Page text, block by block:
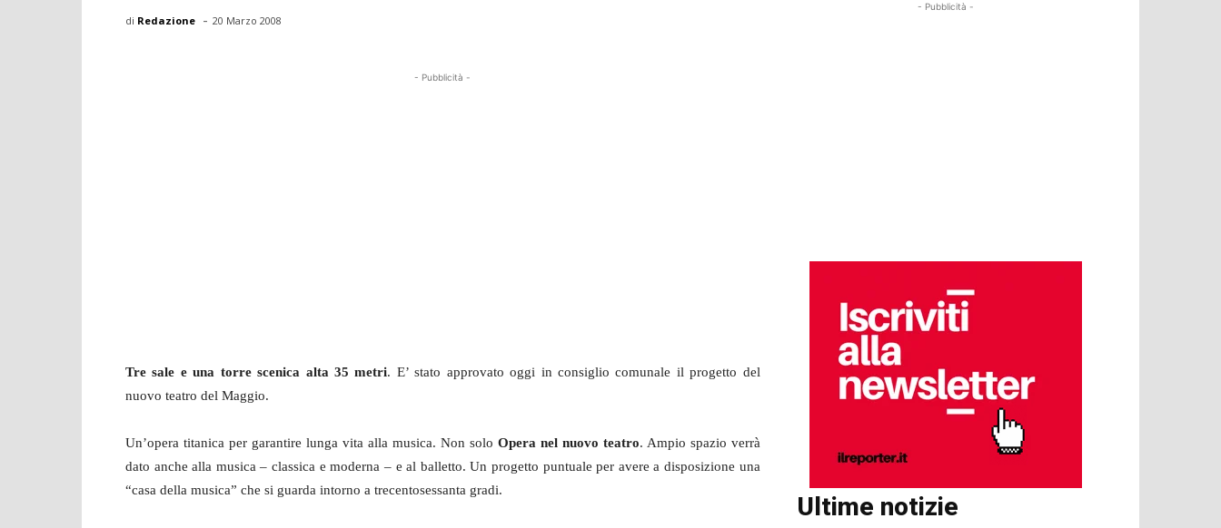
di Redazione - 20 Marzo 2008
- Pubblicità -
Tre sale e una torre scenica alta 35 metri. E’ stato approvato oggi in consiglio comunale il progetto del
nuovo teatro del Maggio.
Un’opera titanica per garantire lunga vita alla musica. Non solo Opera nel nuovo teatro. Ampio spazio verrà
dato anche alla musica – classica e moderna – e al balletto. Un progetto puntuale per avere a disposizione una
“casa della musica” che si guarda intorno a trecentosessanta gradi.
- Pubblicità -
Ultime notizie